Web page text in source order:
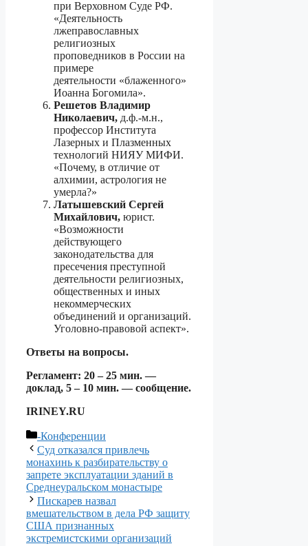
при Верховном Суде РФ.
«Деятельность
лжеправославных
религиозных
проповедников в России на
примере
деятельности «блаженного»
Иоанна Богомила».
Решетов Владимир
Николаевич, д.ф.-м.н.,
профессор Института
Лазерных и Плазменных
технологий НИЯУ МИФИ.
«Почему, в отличие от
алхимии, астрология не
умерла?»
Латышевский Сергей
Михайлович, юрист.
«Возможности
действующего
законодательства для
пресечения преступной
деятельности религиозных,
общественных и иных
некоммерческих
объединений и организаций.
Уголовно-правовой аспект».
Ответы на вопросы.
Регламент: 20 – 25 мин. —
доклад, 5 – 10 мин. — сообщение.
IRINEY.RU
Рубрики
-Конференции
Суд отказался привлечь
монахинь к разбирательству о
запрете эксплуатации зданий в
Среднеуральском монастыре
Пискарев назвал
вмешательством в дела РФ защиту
США признанных
экстремистскими организаций